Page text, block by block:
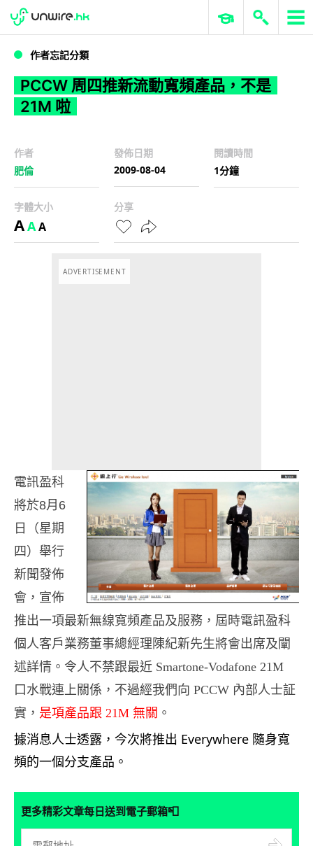
PCCW 周四推新流動寬頻產品，不是 21M 啦
WWDC 2026 ERP 與商業 AI
作者忘記分類
PCCW 周四推新流動寬頻產品，不是
21M 啦
作者
肥倫
發佈日期
2009-08-04
閱讀時間
1分鐘
字體大小
AAA
分享
ADVERTISEMENT
電訊盈科
將於8月 6
日（星期
四）舉行
新聞發佈
會，宣佈
推出一項最新無線寬頻產品及服務，屆時電訊盈科
個人客戶業務董事總經理陳紀新先生將會出席及闡
述詳情。令人不禁跟最近 Smartone-Vodafone 21M
口水戰連上關係，不過經我們向 PCCW 內部人士証
實， 是項產品跟 21M 無關 。
據消息人士透露，今次將推出 Everywhere 隨身寬
頻的一個分支產品。
更多精彩文章每日送到電子郵箱📮